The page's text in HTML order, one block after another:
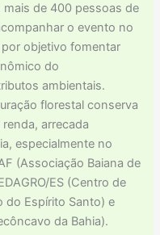
de 400 pessoas de
o evento no
objetivo fomentar
do
ambientais.
florestal conserva
arrecada
especialmente no
(Associação Baiana de
ES (Centro de
do Espírito Santo) e
da Bahia).